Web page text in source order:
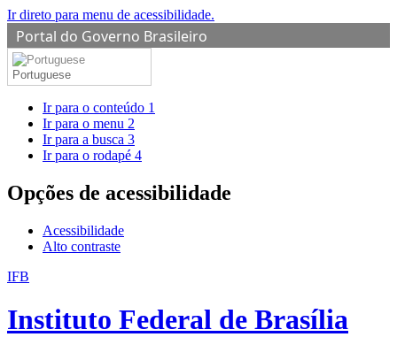
Ir direto para menu de acessibilidade.
Portal do Governo Brasileiro
Portuguese
Ir para o conteúdo 1
Ir para o menu 2
Ir para a busca 3
Ir para o rodapé 4
Opções de acessibilidade
Acessibilidade
Alto contraste
IFB
Instituto Federal de Brasília